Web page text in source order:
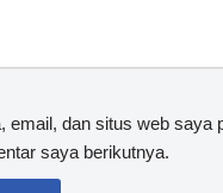
email, dan situs web saya
saya berikutnya.